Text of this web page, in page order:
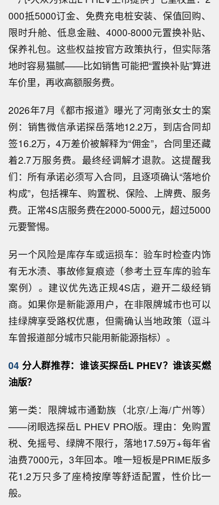
000抵5000订金、免费充电桩安装、保值回购、
限时升舱、低息金融、4000-8000元置换补贴、
保养礼包。这些权益按官方政策执行，但实际落
地时容易猫腻——比如销售可能把“置换补贴”算进
车价里，再收高额服务费。
2026年7月《都市报道》曝光了河南张女士的案
例：销售微信承诺探岳落地12.2万，到店合同却
签16.2万，4万差价被解释为“佣金”，合同里还藏
着2.7万服务费。最终经调解才退款。这提醒我
们：所有承诺必须写入合同，且逐项确认“落地价
构成”，包括裸车、购置税、保险、上牌费、服务
费。正常4S店服务费在2000-5000元，超过5000
元要警惕。
另一个风险是库存车或运损车：验车时检查内饰
有无水渍、事故修复痕迹（参考土豆车库的验车
案例）。建议优先选正规4S店，避开二级经销
商。如果你是新能源用户，在非限牌城市也可以
挂绿牌享受路权优惠，但需确认当地政策（逗斗
车曾报道部分城市只能用新能源指标）。
04 分人群推荐：谁该买探岳L PHEV？谁该买燃
油版？
第一类：限牌城市通勤族（北京/上海/广州等）
——闭眼选探岳L PHEV PRO版。理由：免购置
税、免摇号、绿牌不限行，落地17.59万+每年省
油费7000元，3年回本。唯一短板是PRIME版多
花1.2万只多了座椅按摩等舒适配置，性价比一
般。